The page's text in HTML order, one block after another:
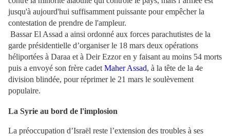
jusqu'à aujourd'hui suffisamment puissante pour empêcher la
contestation de prendre de l'ampleur.
Bassar El Assad a ainsi ordonné aux forces parachutistes de la
garde présidentielle d’organiser le 18 mars deux opérations
héliportées à Daraa et à Deir Ezzor en y faisant au moins 54 morts
puis a envoyé son frère cadet Maher Assad, à la tête de la 4e
division blindée, pour réprimer le 21 mars le soulèvement
populaire.
La Syrie au bord de l'implosion
La préoccupation d’Israël reste l’extension des troubles à ses